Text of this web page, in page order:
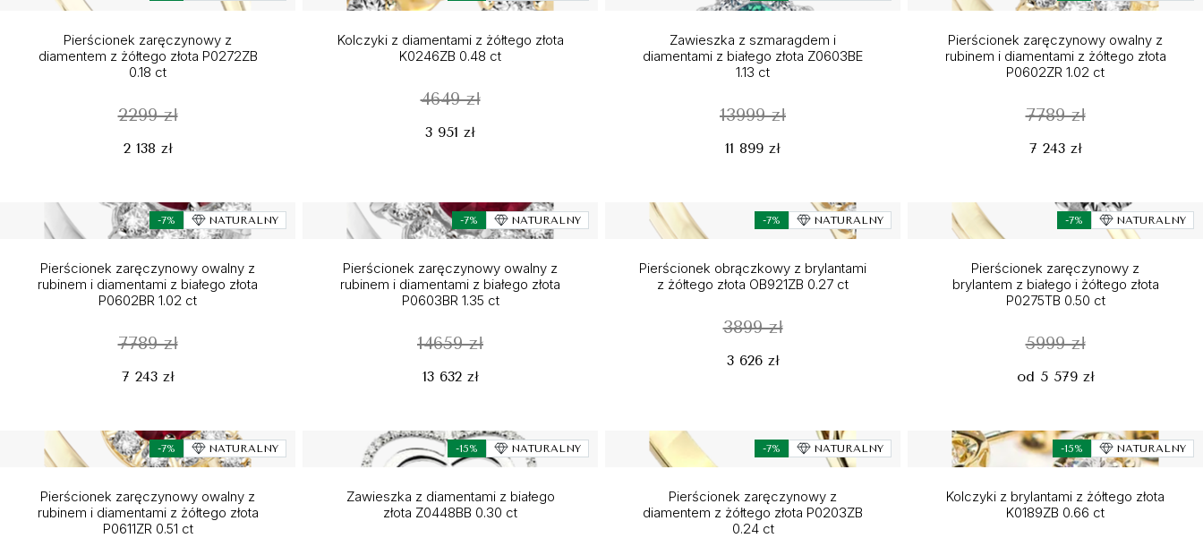
Pierścionek zaręczynowy z
diamentem z żółtego złota P0272ZB
0.18 ct
2299 zł
2 138 zł
Kolczyki z diamentami z żółtego złota
K0246ZB 0.48 ct
4649 zł
3 951 zł
Zawieszka z szmaragdem i
diamentami z białego złota Z0603BE
1.13 ct
13999 zł
11 899 zł
Pierścionek zaręczynowy owalny z
rubinem i diamentami z żółtego złota
P0602ZR 1.02 ct
7789 zł
7 243 zł
-7% NATURALNY
Pierścionek zaręczynowy owalny z
rubinem i diamentami z białego złota
P0602BR 1.02 ct
7789 zł
7 243 zł
-7% NATURALNY
Pierścionek zaręczynowy owalny z
rubinem i diamentami z białego złota
P0603BR 1.35 ct
14659 zł
13 632 zł
-7% NATURALNY
Pierścionek obrączkowy z brylantami
z żółtego złota OB921ZB 0.27 ct
3899 zł
3 626 zł
-7% NATURALNY
Pierścionek zaręczynowy z
brylantem z białego i żółtego złota
P0275TB 0.50 ct
5999 zł
od 5 579 zł
-7% NATURALNY
Pierścionek zaręczynowy owalny z
rubinem i diamentami z żółtego złota
P0611ZR 0.51 ct
-15% NATURALNY
Zawieszka z diamentami z białego
złota Z0448BB 0.30 ct
-7% NATURALNY
Pierścionek zaręczynowy z
diamentem z żółtego złota P0203ZB
0.24 ct
-15% NATURALNY
Kolczyki z brylantami z żółtego złota
K0189ZB 0.66 ct